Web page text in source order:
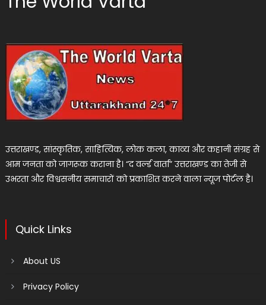
उत्तराखण्ड, सांस्कृतिक, साहित्यिक, लोक कला, काव्य और कहानी संग्रह से
आम जनता को जागरूक कराना है। “द वर्ल्ड वार्ता” उत्तराखण्ड का तेजी से
उभरता और विश्वसनीय समाचारों को प्रकाशित करने वाला न्यूज पोर्टल है।
Quick Links
About US
Privacy Policy